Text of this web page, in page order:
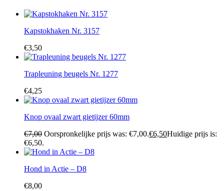
Kapstokhaken Nr. 3157
€3,50
Trapleuning beugels Nr. 1277
€4,25
Knop ovaal zwart gietijzer 60mm
€7,00 Oorspronkelijke prijs was: €7,00.€6,50Huidige prijs is:
€6,50.
Hond in Actie – D8
€8,00